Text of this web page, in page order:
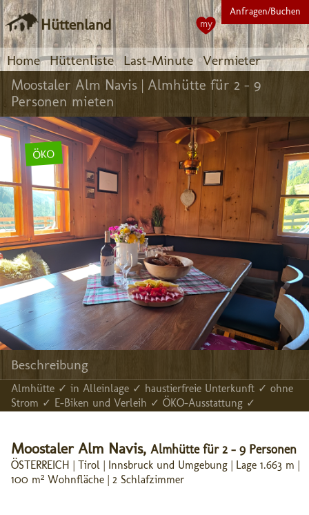
Hüttenland
Home Hüttenliste Last-Minute Vermieter
Anfragen/Buchen
my
Moostaler Alm Navis | Almhütte für 2 - 9
Personen mieten
ÖKO
Beschreibung
Almhütte ✓ in Alleinlage ✓ haustierfreie Unterkunft ✓ ohne
Strom ✓ E-Biken und Verleih ✓ ÖKO-Ausstattung ✓
Moostaler Alm Navis, Almhütte für 2 - 9 Personen
ÖSTERREICH | Tirol | Innsbruck und Umgebung | Lage 1.663 m |
100 m² Wohnfläche | 2 Schlafzimmer